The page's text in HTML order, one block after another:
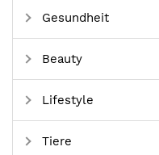
Gesundheit
Beauty
Lifestyle
Tiere